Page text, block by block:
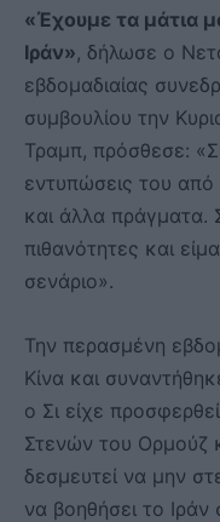
«Έχουμε τα μάτια
Ιράν», δήλωσε ο
εβδομαδιαίας
συμβουλίου την
Τραμπ, πρόσθεσε:
εντυπώσεις του από
και άλλα πράγματα.
πιθανότητες και
σενάριο».
Την περασμένη
Κίνα και
ο Σι είχε
Στενών του Ορμούζ
δεσμευτεί να μην
να βοηθήσει το